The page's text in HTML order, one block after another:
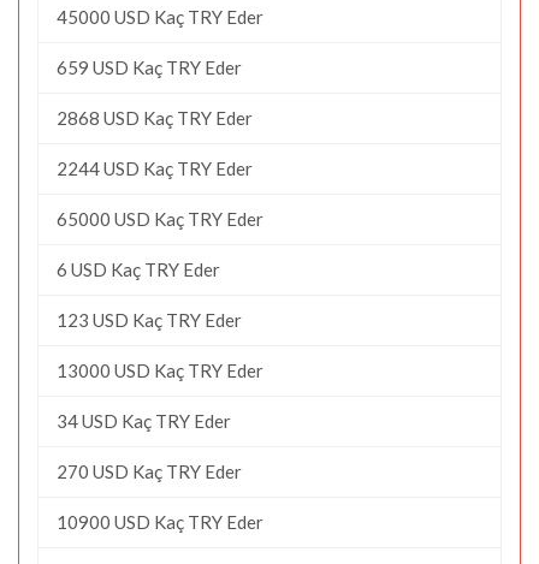
45000 USD Kaç TRY Eder
659 USD Kaç TRY Eder
2868 USD Kaç TRY Eder
2244 USD Kaç TRY Eder
65000 USD Kaç TRY Eder
6 USD Kaç TRY Eder
123 USD Kaç TRY Eder
13000 USD Kaç TRY Eder
34 USD Kaç TRY Eder
270 USD Kaç TRY Eder
10900 USD Kaç TRY Eder